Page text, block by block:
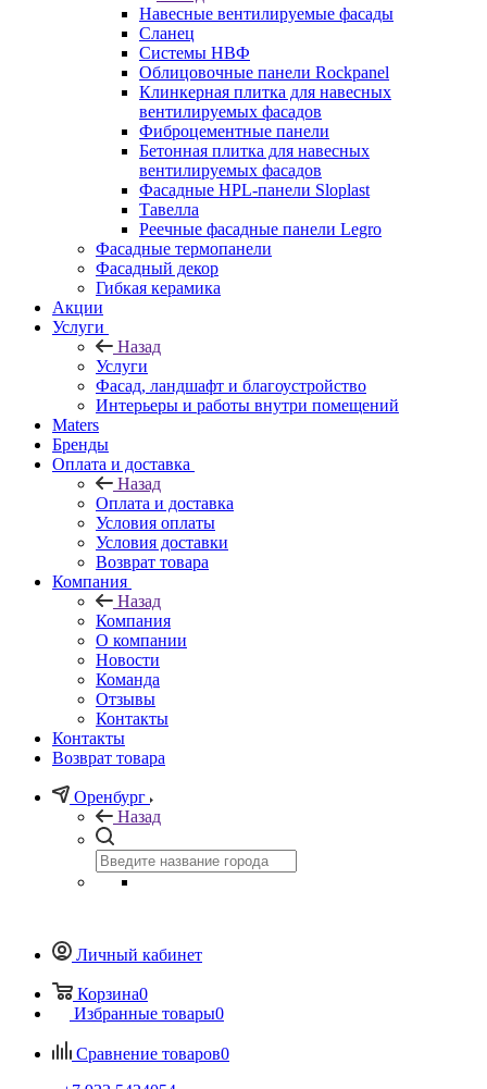
Навесные вентилируемые фасады
Сланец
Системы НВФ
Облицовочные панели Rockpanel
Клинкерная плитка для навесных
вентилируемых фасадов
Фиброцементные панели
Бетонная плитка для навесных
вентилируемых фасадов
Фасадные HPL-панели Sloplast
Тавелла
Реечные фасадные панели Legro
Фасадные термопанели
Фасадный декор
Гибкая керамика
Акции
Услуги
Назад
Услуги
Фасад, ландшафт и благоустройство
Интерьеры и работы внутри помещений
Maters
Бренды
Оплата и доставка
Назад
Оплата и доставка
Условия оплаты
Условия доставки
Возврат товара
Компания
Назад
Компания
О компании
Новости
Команда
Отзывы
Контакты
Контакты
Возврат товара
Оренбург
Назад
Личный кабинет
Корзина0
Избранные товары0
Сравнение товаров0